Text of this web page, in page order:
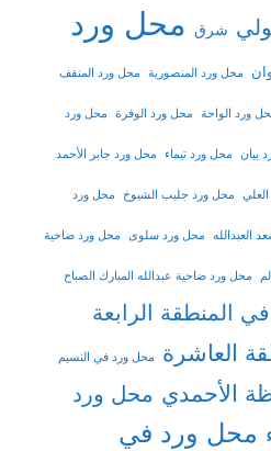
شرق محل ورد
محل ورد المنصورية محل ورد المنقف
ورد الواحة محل ورد الوفرة محل ورد
بيان محل ورد تيماء محل ورد جابر الأحمد
محل ورد جليب الشيوخ محل ورد
العبدالله محل ورد سلوى محل ورد ضاحية
محل ورد ضاحية عبدالله المبارك الصباح
المنطقة الرابعة
العاشرة
محل ورد في النسيم
الأحمدي محل ورد
محل ورد في